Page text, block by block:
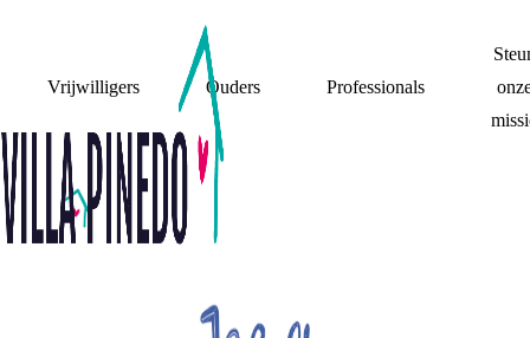
Vrijwilligers Ouders Professionals